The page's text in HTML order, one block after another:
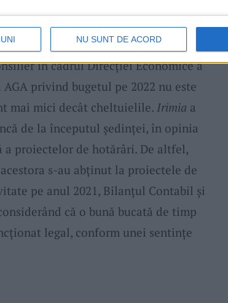
NU SUNT DE ACORD
în cadrul Direcției Economice a
privind bugetul pe 2022 nu este
mai mici decât cheltuielile. Irimia a
de la începutul ședinței, în opinia
a proiectelor de hotărâri. De altfel,
s-au abținut la proiectele de
pe anul 2021, Bilanțul Contabil și
că o bună bucată de timp
legal, conform unei sentințe